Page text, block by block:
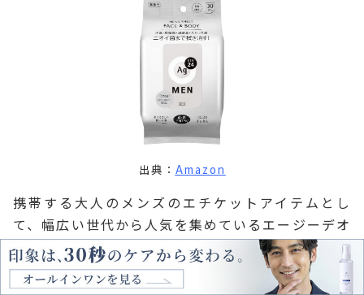
出典： Amazon
携帯する大人のメンズのエチケットアイテムとし
て、幅広い世代から人気を集めているエージーデオ
24メンの制汗シート。
顔のテカリもしっかりとケアし、顔だけでなく体に